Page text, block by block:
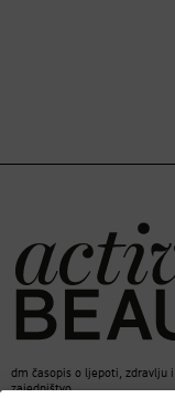
dm časopis o ljepoti, zdravlju
zajedništvo.